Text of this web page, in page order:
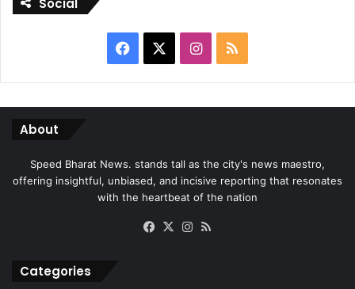
Social
Facebook Instagram
RSS
About
Speed Bharat News. stands tall as the city's news maestro,
offering insightful, unbiased, and incisive reporting that resonates
with the heartbeat of the nation
Facebook
X Instagram
Categories